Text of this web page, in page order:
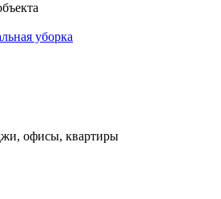
уборка
офисы, квартиры